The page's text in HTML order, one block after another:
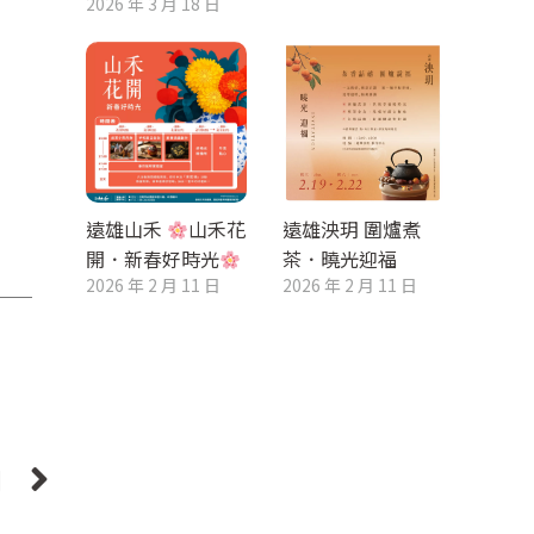
遠雄山禾
山禾花
開．新春好時光
2026 年 2 月 11 日
遠雄泱玥 圍爐煮
茶．曉光迎福
2026 年 2 月 11 日